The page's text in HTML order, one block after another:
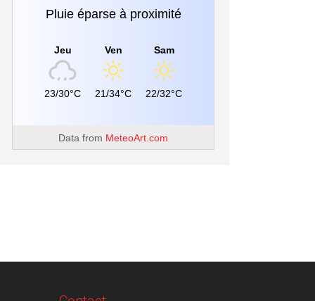
Pluie éparse à proximité
Jeu
23/30°C
Ven
21/34°C
Sam
22/32°C
Data from MeteoArt.com